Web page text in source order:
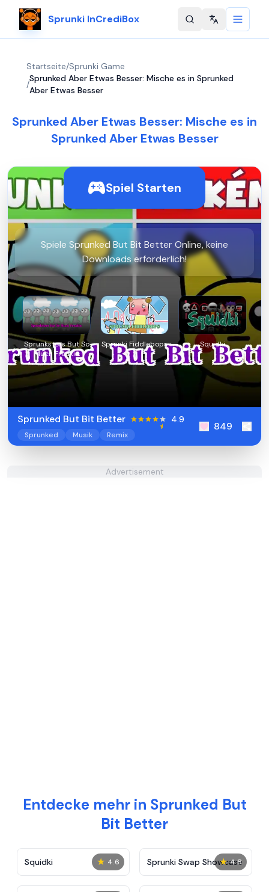
Sprunki InCrediBox Change
Startseite/Sprunki Game
/
Sprunked Aber Etwas Besser: Mische es in Sprunked
Aber Etwas Besser
Sprunked Aber Etwas Besser: Mische es in
Sprunked Aber Etwas Besser
Spiel Starten
Spiele Sprunked But Bit Better Online, keine
Downloads erforderlich!
Sprunksters But So
Much Freakin
Sprunki Fiddlebops Squidki
Sprunked But Bit Better 4.9
Sprunked Musik Remix
849
Advertisement
Entdecke mehr in Sprunked But
Bit Better
★ 4.6
Squidki ★ 4.8
Sprunki Swap Showcase